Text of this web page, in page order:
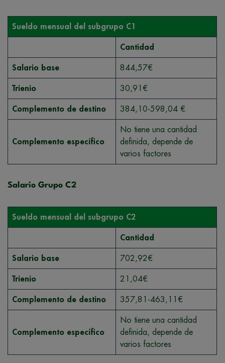
Sueldo mensual del subgrupo C1
Cantidad
Salario base 844,57€
Trienio 30,91€
Complemento de destino 384,10-598,04 €
Complemento específico
No tiene una cantidad
definida, depende de
varios factores
Salario Grupo C2
Sueldo mensual del subgrupo C2
Cantidad
Salario base 702,92€
Trienio 21,04€
Complemento de destino 357,81-463,11€
Complemento específico
No tiene una cantidad
definida, depende de
varios factores